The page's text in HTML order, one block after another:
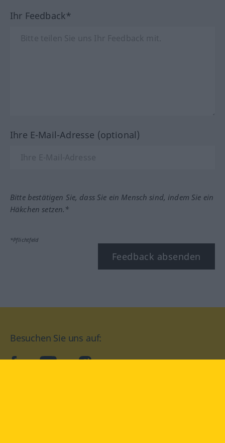
Ihr Feedback*
Ihre E-Mail-Adresse (optional)
Bitte bestätigen Sie, dass Sie ein Mensch sind, indem Sie ein
Häkchen setzen.*
*Pflichtfeld
Feedback absenden
Besuchen Sie uns auf:
facebookYouTube Instagram